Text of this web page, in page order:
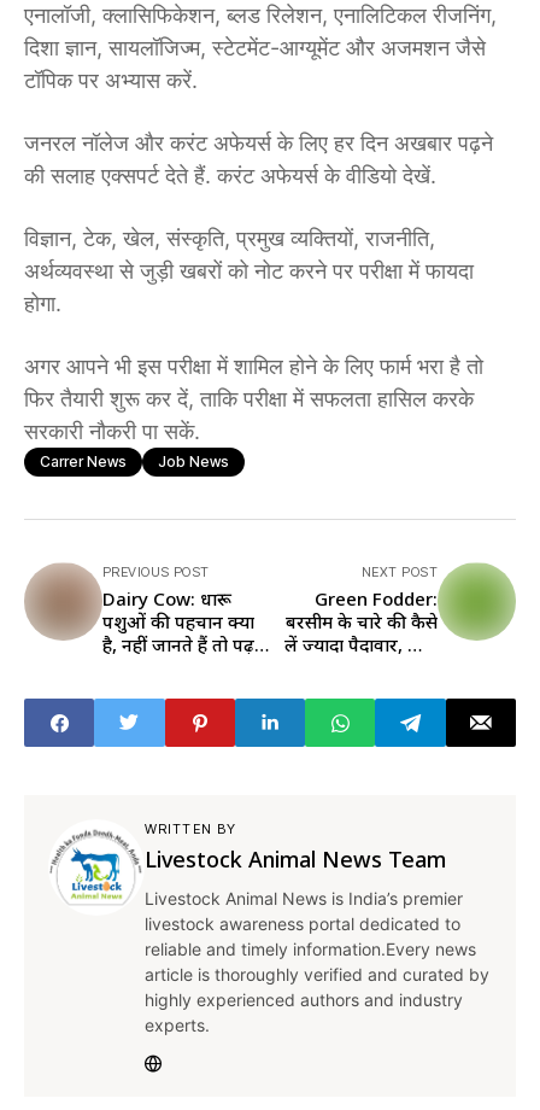
एनालॉजी, क्लासिफिकेशन, ब्लड रिलेशन, एनालिटिकल रीजनिंग,
दिशा ज्ञान, सायलॉजिज्म, स्टेटमेंट-आग्यूमेंट और अजमशन जैसे
टॉपिक पर अभ्यास करें.
जनरल नॉलेज और करंट अफेयर्स के लिए हर दिन अखबार पढ़ने
की सलाह एक्सपर्ट देते हैं. करंट अफेयर्स के वीडियो देखें.
विज्ञान, टेक, खेल, संस्कृति, प्रमुख व्यक्तियों, राजनीति,
अर्थव्यवस्था से जुड़ी खबरों को नोट करने पर परीक्षा में फायदा
होगा.
अगर आपने भी इस परीक्षा में शामिल होने के लिए फार्म भरा है तो
फिर तैयारी शुरू कर दें, ताकि परीक्षा में सफलता हासिल करके
सरकारी नौकरी पा सकें.
Carrer News Job News
PREVIOUS POST
Dairy Cow: दुधारू
पशुओं की पहचान क्या
है, नहीं जानते हैं तो पढ़
NEXT POST
Green Fodder:
बरसीम के चारे की कैसे
लें ज्यादा पैदावार, जानें
WRITTEN BY
Livestock Animal News Team
Livestock Animal News is India’s premier
livestock awareness portal dedicated to
reliable and timely information.Every news
article is thoroughly verified and curated by
highly experienced authors and industry
experts.